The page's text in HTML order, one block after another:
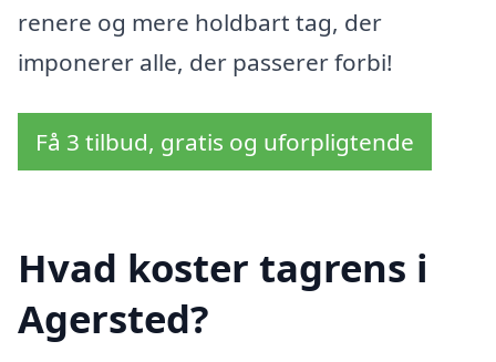
renere og mere holdbart tag, der
imponerer alle, der passerer forbi!
Få 3 tilbud, gratis og uforpligtende
Hvad koster tagrens i
Agersted?